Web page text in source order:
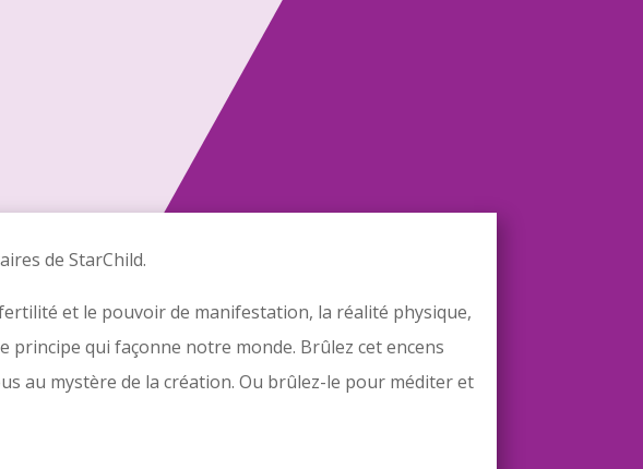
de StarChild.
et le pouvoir de manifestation, la réalité physique,
principe qui façonne notre monde. Brûlez cet encens
au mystère de la création. Ou brûlez-le pour méditer et